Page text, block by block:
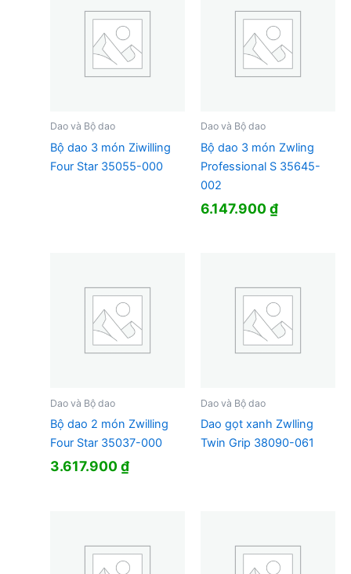
Dao và Bộ dao
Bộ dao 3 món Ziwilling
Four Star 35055-000
Dao và Bộ dao
Bộ dao 3 món Zwling
Professional S 35645-
002
6.147.900₫
Dao và Bộ dao
Bộ dao 2 món Zwilling
Four Star 35037-000
3.617.900₫
Dao và Bộ dao
Dao gọt xanh Zwlling
Twin Grip 38090-061